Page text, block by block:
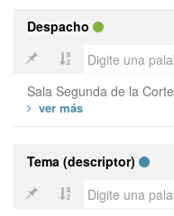
Despacho
Sala Segunda de la Corte
Tema (descriptor)